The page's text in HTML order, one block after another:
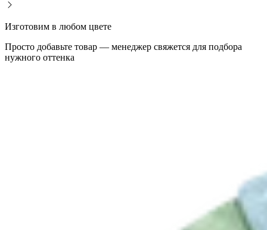
Изготовим в любом цвете
Просто добавьте товар — менеджер свяжется для подбора
нужного оттенка